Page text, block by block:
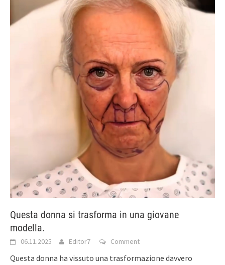
Questa donna si trasforma in una giovane
modella.
06.11.2025 Editor7 Comment
Questa donna ha vissuto una trasformazione davvero